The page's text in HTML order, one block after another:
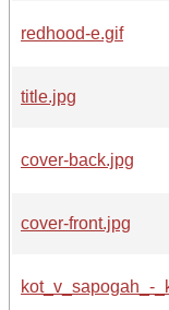
redhood-e.gif
title.jpg
cover-back.jpg
cover-front.jpg
kot_v_sapogah_-